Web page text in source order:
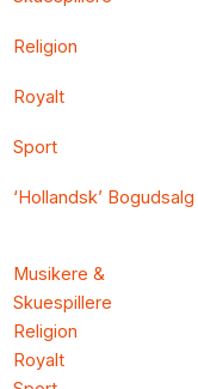
Religion
Royalt
Sport
‘Hollandsk’ Bogudsalg
Musikere &
Skuespillere
Religion
Royalt